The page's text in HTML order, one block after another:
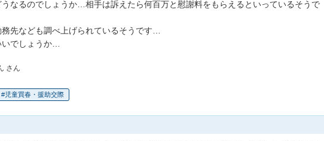
うなるのでしょうか…相手は訴えたら何百万と慰謝料をもらえるといっているそうで
先なども調べ上げられているそうです…
いでしょうか…
さん
児童買春・援助交際